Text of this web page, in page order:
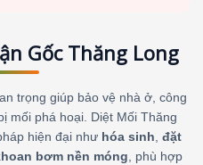
Gốc Thăng Long
trọng giúp bảo vệ nhà ở, công
mối phá hoại. Diệt Mối Thăng
hiện đại như hóa sinh đặt
bơm nền móng , phù hợp